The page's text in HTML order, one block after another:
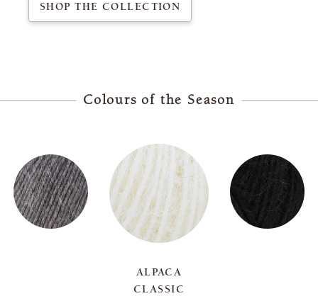
SHOP THE COLLECTION
Colours of the Season
ALPACA
CLASSIC